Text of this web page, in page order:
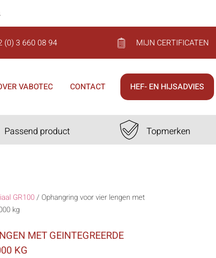
.
(0) 3 660 08 94 MIJN CERTIFICATEN
VABOTEC CONTACT HEF- EN HIJSADVIES
Passend product Topmerken
GR100/ Ophangring voor vier lengen met
kg
MET GEINTEGREERDE
KG